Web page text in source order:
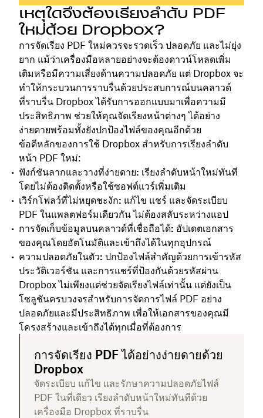
เหตุใดจึงต้องเรียงลำดับ PDF
ใหม่ด้วย Dropbox?
การจัดเรียง PDF ใหม่ควรจะรวดเร็ว ปลอดภัย และไม่ยุ่ง
ยาก แม้ว่าเครื่องมือหลายอย่างจะต้องดาวน์โหลดเพิ่ม
เติมหรือมีความเสี่ยงด้านความปลอดภัย แต่ Dropbox จะ
ทำให้กระบวนการราบรื่นด้วยประสบการณ์บนคลาวด์
ที่ราบรื่น Dropbox ได้รับการออกแบบมาเพื่อความมี
ประสิทธิภาพ ช่วยให้คุณจัดเรียงหน้าต่างๆ ได้อย่าง
ง่ายดายพร้อมทั้งยังปกป้องไฟล์ของคุณอีกด้วย
ข้อดีหลักของการใช้ Dropbox สำหรับการเรียงลำดับ
หน้า PDF ใหม่:
ฟังก์ชันลากและวางที่ง่ายดาย: เรียงลำดับหน้าใหม่ทันที
โดยไม่ต้องติดตั้งหรือใช้ซอฟต์แวร์เพิ่มเติม
เวิร์กโฟลว์ที่ไม่หยุดชะงัก: แก้ไข แชร์ และจัดระเบียบ
PDF ในแพลตฟอร์มเดียวกัน ไม่ต้องสลับระหว่างแอป
การจัดเก็บข้อมูลบนคลาวด์ที่เชื่อถือได้: อัปเดตเอกสาร
ของคุณโดยอัตโนมัติและเข้าถึงได้ในทุกอุปกรณ์
ความปลอดภัยในตัว: ปกป้องไฟล์สำคัญด้วยการเข้ารหัส
ประวัติเวอร์ชัน และการแชร์ที่ป้องกันด้วยรหัสผ่าน
Dropbox ไม่เพียงแต่ช่วยจัดเรียงไฟล์เท่านั้น แต่ยังเป็น
โซลูชันครบวงจรสำหรับการจัดการไฟล์ PDF อย่าง
ปลอดภัยและมีประสิทธิภาพ เพื่อให้เอกสารของคุณมี
โครงสร้างและเข้าถึงได้ทุกเมื่อที่ต้องการ
การจัดเรียง PDF ได้อย่างง่ายดายด้วย
Dropbox
จัดระเบียบ แก้ไข และรักษาความปลอดภัยไฟล์
PDF ในที่เดียว เรียงลำดับหน้าใหม่ทันทีด้วย
เครื่องมือ Dropbox ที่ราบรื่น